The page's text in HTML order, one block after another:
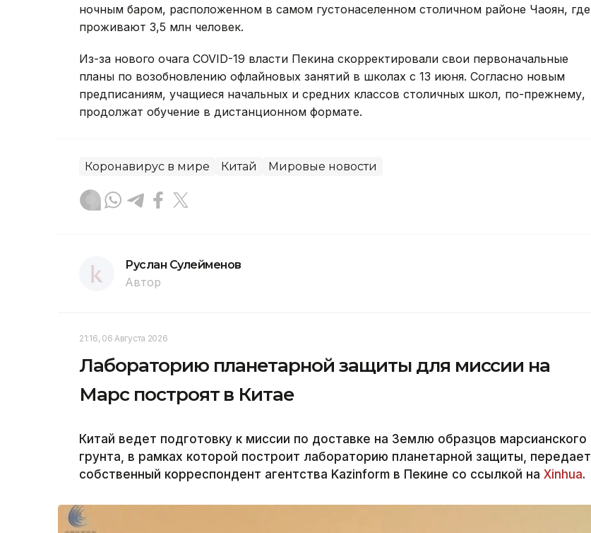
ночным баром, расположенном в самом густонаселенном столичном районе Чаоян, где
проживают 3,5 млн человек.
Из-за нового очага COVID-19 власти Пекина скорректировали свои первоначальные
планы по возобновлению офлайновых занятий в школах с 13 июня. Согласно новым
предписаниям, учащиеся начальных и средних классов столичных школ, по-прежнему,
продолжат обучение в дистанционном формате.
Коронавирус в мире Китай Мировые новости
Руслан Сулейменов
Автор
21:16, 06 Августа 2026
Лабораторию планетарной защиты для миссии на
Марс построят в Китае
Китай ведет подготовку к миссии по доставке на Землю образцов марсианского
грунта, в рамках которой построит лабораторию планетарной защиты, передает
собственный корреспондент агентства Kazinform в Пекине со ссылкой на Xinhua.